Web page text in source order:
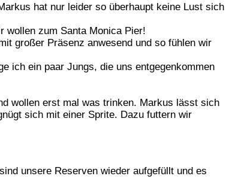
hat nur leider so überhaupt keine Lust sich
wollen zum Santa Monica Pier!
großer Präsenz anwesend und so fühlen wir
ich ein paar Jungs, die uns entgegenkommen
wollen erst mal was trinken. Markus lässt sich
sich mit einer Sprite. Dazu futtern wir
unsere Reserven wieder aufgefüllt und es